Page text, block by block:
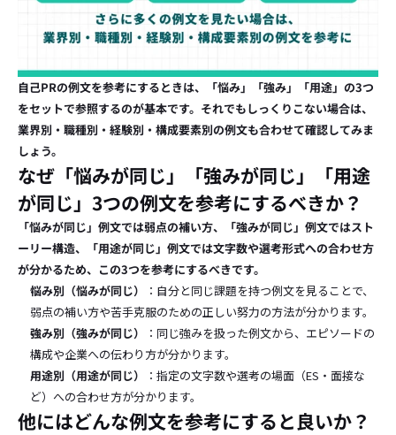
自己PRの例文を参考にするときは、「悩み」「強み」「用途」の3つ
をセットで参照するのが基本です。それでもしっくりこない場合は、
業界別・職種別・経験別・構成要素別の例文も合わせて確認してみま
しょう。
なぜ「悩みが同じ」「強みが同じ」「用途
が同じ」3つの例文を参考にするべきか？
「悩みが同じ」例文では弱点の補い方、「強みが同じ」例文ではスト
ーリー構造、「用途が同じ」例文では文字数や選考形式への合わせ方
が分かるため、この3つを参考にするべきです。
悩み別（悩みが同じ）
：自分と同じ課題を持つ例文を見ることで、
弱点の補い方や苦手克服のための正しい努力の方法が分かります。
強み別（強みが同じ）
：同じ強みを扱った例文から、エピソードの
構成や企業への伝わり方が分かります。
用途別（用途が同じ）
：指定の文字数や選考の場面（ES・面接な
ど）への合わせ方が分かります。
他にはどんな例文を参考にすると良いか？